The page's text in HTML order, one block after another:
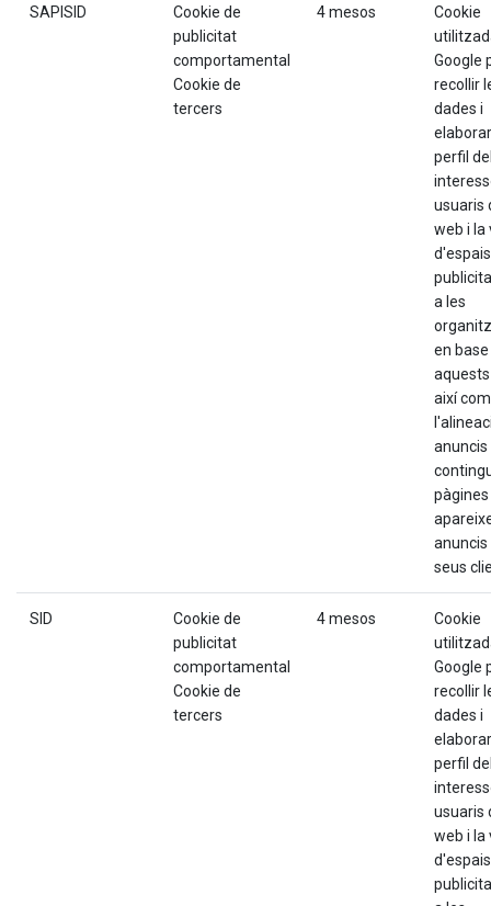
SAPISID
Cookie de
publicitat
comportamental
Cookie de
tercers
4 mesos
Cookie
Google
recollir
dades i
perfil
usuaris
web i la
d'espais
a les
en base
així com
anuncis
anuncis
seus
SID
Cookie de
publicitat
comportamental
Cookie de
tercers
4 mesos
Cookie
Google
recollir
dades i
perfil
usuaris
web i la
d'espais